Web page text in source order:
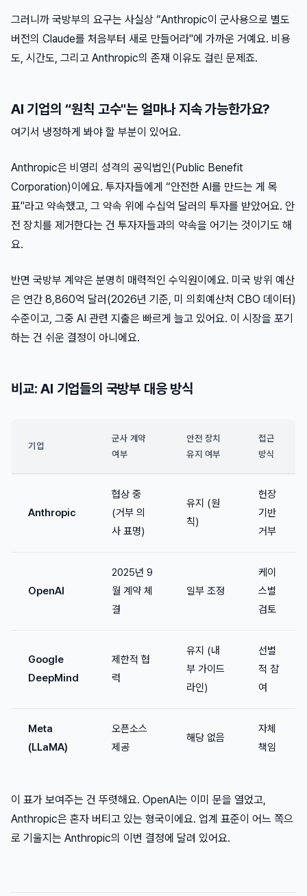
그러니까 국방부의 요구는 사실상 “Anthropic이 군사용으로 별도
버전의 Claude를 처음부터 새로 만들어라"에 가까운 거예요. 비용
도, 시간도, 그리고 Anthropic의 존재 이유도 걸린 문제죠.
AI 기업의 “원칙 고수"는 얼마나 지속 가능한가요?
여기서 냉정하게 봐야 할 부분이 있어요.
Anthropic은 비영리 성격의 공익법인(Public Benefit
Corporation)이에요. 투자자들에게 “안전한 AI를 만드는 게 목
표"라고 약속했고, 그 약속 위에 수십억 달러의 투자를 받았어요. 안
전 장치를 제거한다는 건 투자자들과의 약속을 어기는 것이기도 해
요.
반면 국방부 계약은 분명히 매력적인 수익원이에요. 미국 방위 예산
은 연간 8,860억 달러(2026년 기준, 미 의회예산처 CBO 데이터)
수준이고, 그중 AI 관련 지출은 빠르게 늘고 있어요. 이 시장을 포기
하는 건 쉬운 결정이 아니에요.
비교: AI 기업들의 국방부 대응 방식
기업
군사 계약
여부
안전 장치
유지 여부
접근
방식
Anthropic
협상 중
(거부 의
사 표명)
유지 (원
칙)
헌장
기반
거부
OpenAI
2025년 9
월 계약 체
결
일부 조정
케이
스별
검토
Google
DeepMind
제한적 협
력
유지 (내
부 가이드
라인)
선별
적 참
여
Meta
(LLaMA)
오픈소스
제공
해당 없음
자체
책임
이 표가 보여주는 건 뚜렷해요. OpenAI는 이미 문을 열었고,
Anthropic은 혼자 버티고 있는 형국이에요. 업계 표준이 어느 쪽으
로 기울지는 Anthropic의 이번 결정에 달려 있어요.